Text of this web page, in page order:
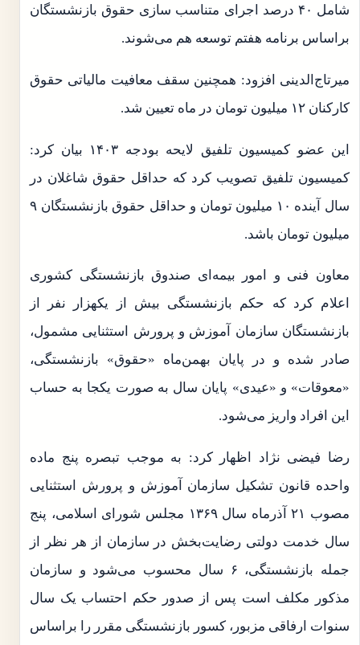
شامل ۴۰ درصد اجرای متناسب سازی حقوق بازنشستگان
براساس برنامه هفتم توسعه هم می‌شوند.
میرتاج‌الدینی افزود: همچنین سقف معافیت مالیاتی حقوق
کارکنان ۱۲ میلیون تومان در ماه تعیین شد.
این عضو کمیسیون تلفیق لایحه بودجه ۱۴۰۳ بیان کرد:
کمیسیون تلفیق تصویب کرد که حداقل حقوق شاغلان در
سال آینده ۱۰ میلیون تومان و حداقل حقوق بازنشستگان ۹
میلیون تومان باشد.
معاون فنی و امور بیمه‌ای صندوق بازنشستگی کشوری
اعلام کرد که حکم بازنشستگی بیش از یکهزار نفر از
بازنشستگان سازمان آموزش و پرورش استثنایی مشمول،
صادر شده و در پایان بهمن‌ماه «حقوق» بازنشستگی،
«معوقات» و «عیدی» پایان سال به صورت یکجا به حساب
این افراد واریز می‌شود.
رضا فیضی نژاد اظهار کرد: به موجب تبصره پنج ماده
واحده قانون تشکیل سازمان آموزش و پرورش استثنایی
مصوب ۲۱ آذرماه سال ۱۳۶۹ مجلس شورای اسلامی، پنج
سال خدمت دولتی رضایت‌بخش در سازمان از هر نظر از
جمله بازنشستگی، ۶ سال محسوب می‌شود و سازمان
مذکور مکلف است پس از صدور حکم احتساب یک سال
سنوات ارفاقی مزبور، کسور بازنشستگی مقرر را براساس